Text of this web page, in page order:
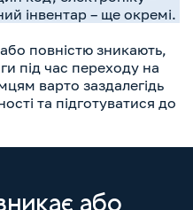
інвентар – ще окремі.
повністю зникають,
під час переходу на
варто заздалегідь
та підготуватися до